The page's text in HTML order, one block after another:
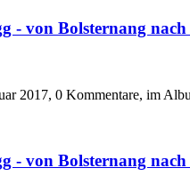
- von Bolsternang
2017, 0 Kommentare, im
- von Bolsternang